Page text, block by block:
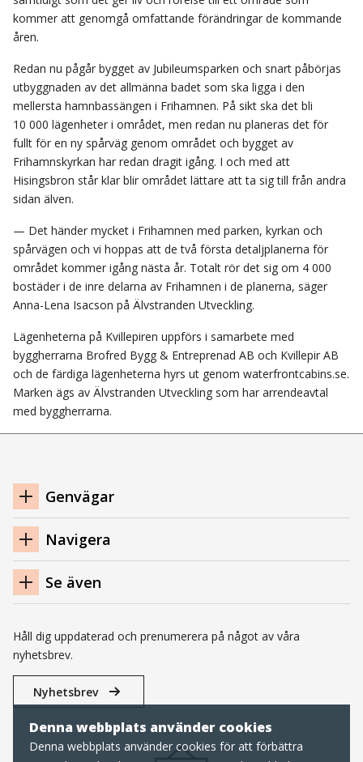
Denna webbplats använder cookies
Denna webbplats använder cookies för att förbättra
kommer att genomgå omfattande förändringar de kommande
åren.
Redan nu pågår bygget av Jubileumsparken och snart påbörjas
utbyggnaden av det allmänna badet som ska ligga i den
mellersta hamnbassängen i Frihamnen. På sikt ska det bli
10 000 lägenheter i området, men redan nu planeras det för
fullt för en ny spårväg genom området och bygget av
Frihamnskyrkan har redan dragit igång. I och med att
Hisingsbron står klar blir området lättare att ta sig till från andra
sidan älven.
— Det händer mycket i Frihamnen med parken, kyrkan och
spårvägen och vi hoppas att de två första detaljplanerna för
området kommer igång nästa år. Totalt rör det sig om 4 000
bostäder i de inre delarna av Frihamnen i de planerna, säger
Anna-Lena Isacson på Älvstranden Utveckling.
Lägenheterna på Kvillepiren uppförs i samarbete med
byggherrarna Brofred Bygg & Entreprenad AB och Kvillepir AB
och de färdiga lägenheterna hyrs ut genom waterfrontcabins.se.
Marken ägs av Älvstranden Utveckling som har arrendeavtal
med byggherrarna.
Navigation
sidfot
Genvägar
Navigera
Se även
Håll dig uppdaterad och prenumerera på något av våra
nyhetsbrev.
Nyhetsbrev